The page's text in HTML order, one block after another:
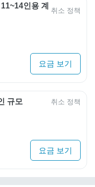
인용 계
취소 정책
요금 보기
규모 취소 정책
요금 보기